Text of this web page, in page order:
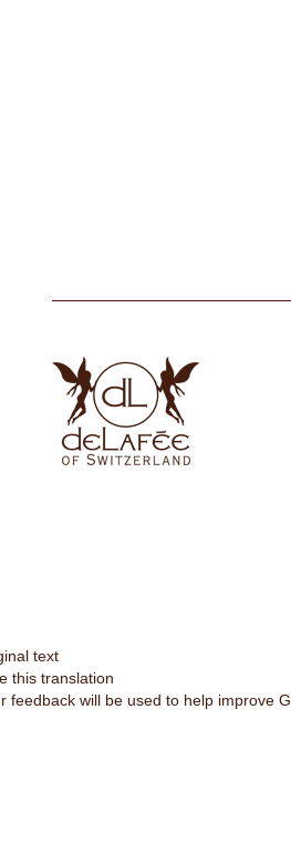
text
this translation
feedback will be used to help improve